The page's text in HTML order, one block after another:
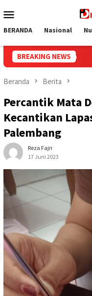
ke
Mobile
BERANDA Nasional
BREAKING NEWS
Palembang Gelar Aksi
Beranda Berita
Percantik Mata
Kecantikan
Palembang
Reza Fajri
17 Juni 2023